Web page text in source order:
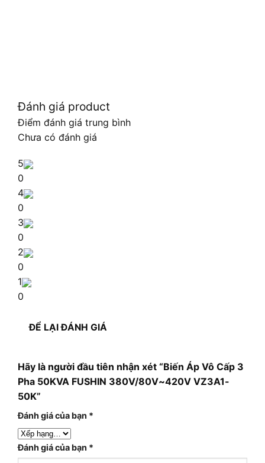
Đánh giá product
Điểm đánh giá trung bình
Chưa có đánh giá
5
0
4
0
3
0
2
0
1
0
ĐỂ LẠI ĐÁNH GIÁ
Hãy là người đầu tiên nhận xét “Biến Áp Vô Cấp 3
Pha 50KVA FUSHIN 380V/80V~420V VZ3A1-
50K”
Đánh giá của bạn *
Đánh giá của bạn *